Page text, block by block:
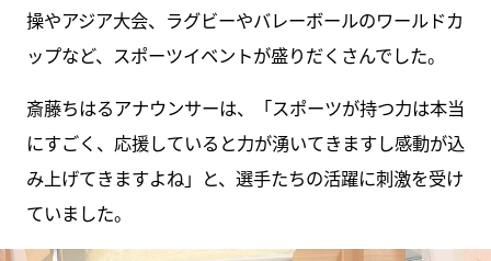
操やアジア大会、ラグビーやバレーボールのワールドカ
ップなど、スポーツイベントが盛りだくさんでした。
斎藤ちはるアナウンサーは、「スポーツが持つ力は本当
にすごく、応援していると力が湧いてきますし感動が込
み上げてきますよね」と、選手たちの活躍に刺激を受け
ていました。